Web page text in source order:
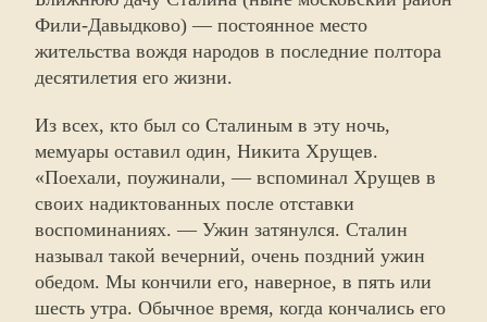
Фили-Давыдково) — постоянное место
жительства вождя народов в последние полтора
десятилетия его жизни.
Из всех, кто был со Сталиным в эту ночь,
мемуары оставил один, Никита Хрущев.
«Поехали, поужинали, — вспоминал Хрущев в
своих надиктованных после отставки
воспоминаниях. — Ужин затянулся. Сталин
называл такой вечерний, очень поздний ужин
обедом. Мы кончили его, наверное, в пять или
шесть утра. Обычное время, когда кончались его